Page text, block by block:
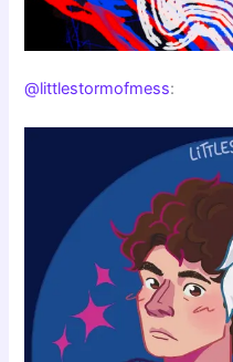
@littlestormofmess: